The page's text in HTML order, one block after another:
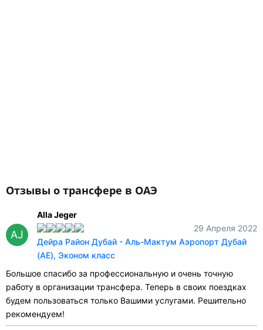
Отзывы о трансфере в ОАЭ
AJ
Alla Jeger
29 Апреля 2022
Дейра Район Дубай - Аль-Мактум Аэропорт Дубай
(AE), Эконом класс
Большое спасибо за профессиональную и очень точную
работу в организации трансфера. Теперь в своих поездках
будем пользоваться только Вашими услугами. Решительно
рекомендуем!